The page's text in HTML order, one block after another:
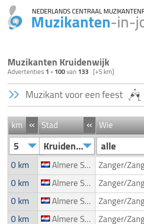
NEDERLANDS CENTRAAL
Muzikanten-in-
Muzikanten Kruidenwijk
Advertenties1 - 100van 133 [+5 km]
Muzikant voor een feest
km « Stad « Wie
5 Kruidenwijk alle
0 km Almere Stad
0 km Almere Stad
0 km Almere Stad
0 km Almere Stad